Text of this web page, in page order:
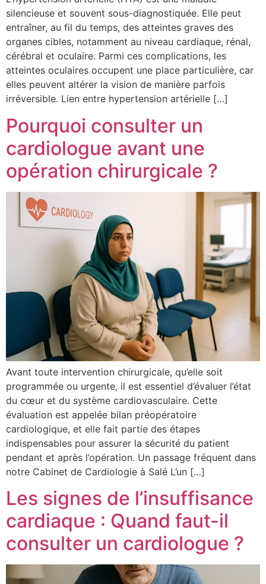
silencieuse et souvent sous-diagnostiquée. Elle peut
entraîner, au fil du temps, des atteintes graves des
organes cibles, notamment au niveau cardiaque, rénal,
cérébral et oculaire. Parmi ces complications, les
atteintes oculaires occupent une place particulière, car
elles peuvent altérer la vision de manière parfois
irréversible. Lien entre hypertension artérielle […]
Pourquoi consulter un
cardiologue avant une
opération chirurgicale ?
Avant toute intervention chirurgicale, qu’elle soit
programmée ou urgente, il est essentiel d’évaluer l’état
du cœur et du système cardiovasculaire. Cette
évaluation est appelée bilan préopératoire
cardiologique, et elle fait partie des étapes
indispensables pour assurer la sécurité du patient
pendant et après l’opération. Un passage fréquent dans
notre Cabinet de Cardiologie à Salé L’un […]
Les signes de l’insuffisance
cardiaque : Quand faut-il
consulter un cardiologue ?